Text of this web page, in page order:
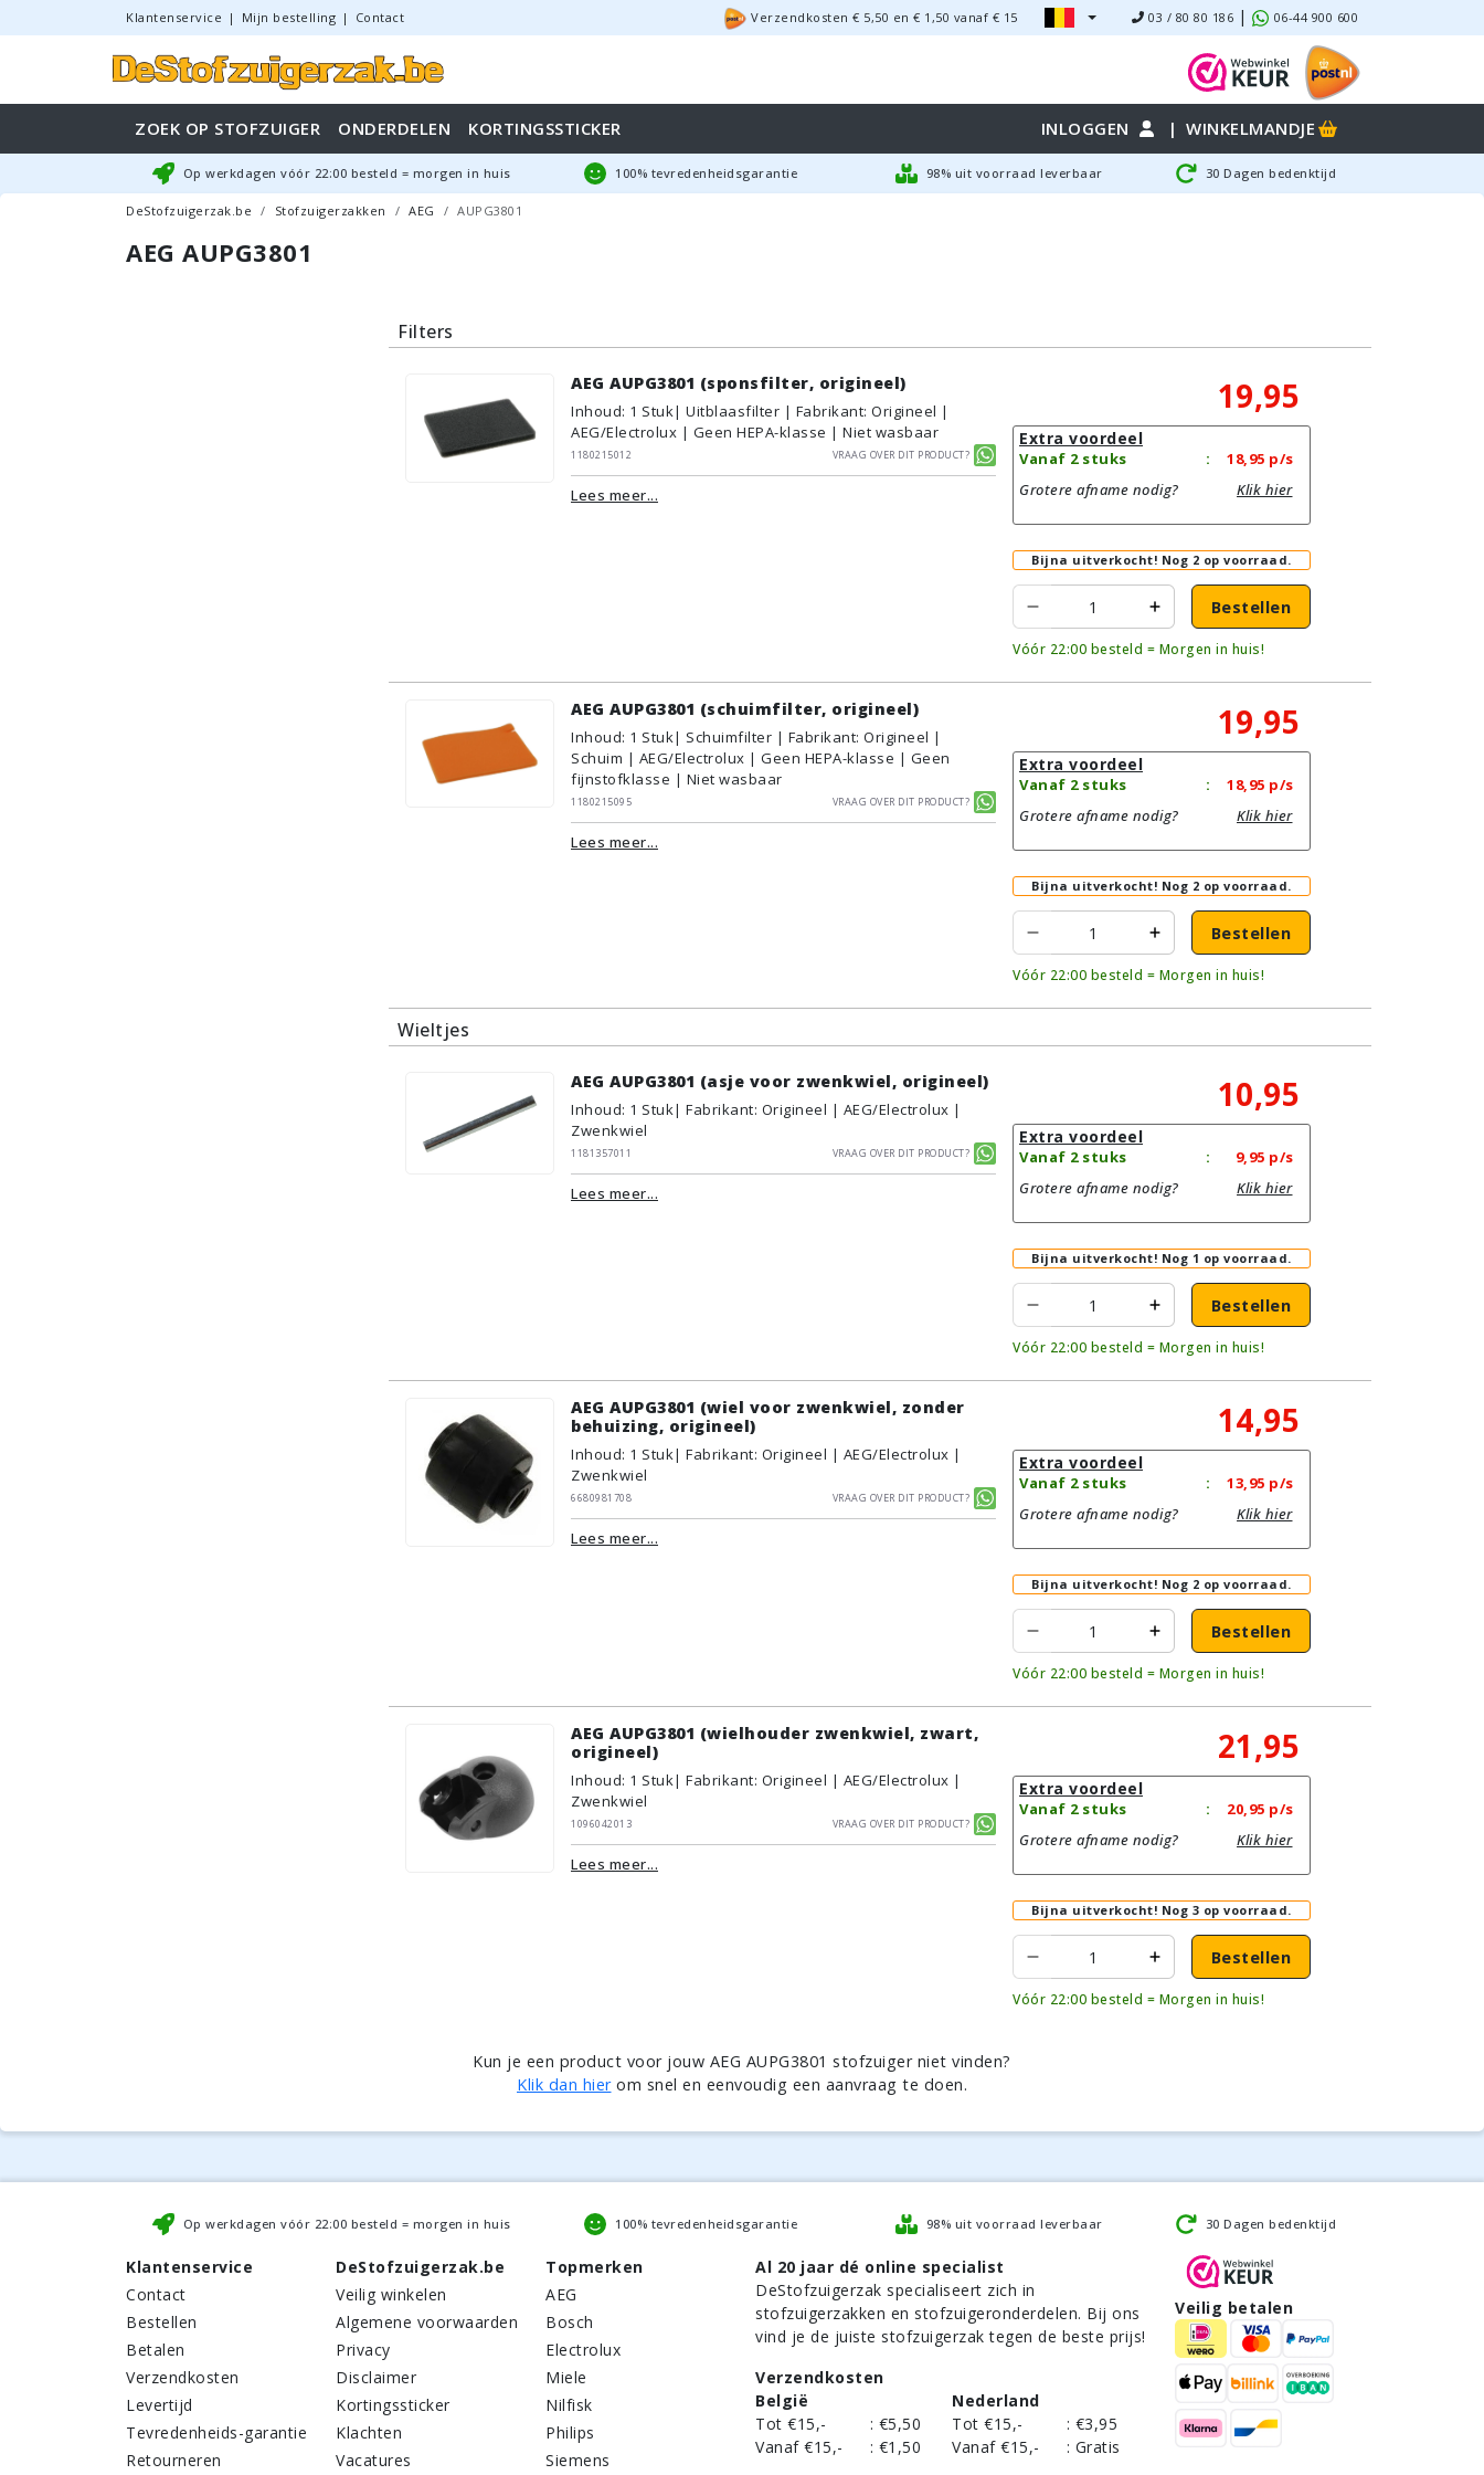
Klantenservice | Mijn bestelling | Contact Verzendkosten € 5,50 en € 1,50 vanaf € 15 03 / 80 80 186 | 06-44 900 600
ZOEK OP STOFZUIGER ONDERDELEN KORTINGSSTICKER INLOGGEN | WINKELMANDJE
Op werkdagen vóór 22:00 besteld = morgen in huis 100% tevredenheidsgarantie 98% uit voorraad leverbaar 30 Dagen bedenktijd
DeStofzuigerzak.be Stofzuigerzakken AEG AUPG3801
AEG AUPG3801
Filters
AEG AUPG3801 (sponsfilter, origineel)
Inhoud: 1 Stuk| Uitblaasfilter | Fabrikant: Origineel |
AEG/Electrolux | Geen HEPA-klasse | Niet wasbaar
1180215012
Vraag over dit product?
Lees meer...
19,95
Extra voordeel
Vanaf 2 stuks : 18,95 p/s
Grotere afname nodig?
Klik hier
Bijna uitverkocht! Nog 2 op voorraad.
Bestellen
Vóór 22:00 besteld = Morgen in huis!
AEG AUPG3801 (schuimfilter, origineel)
Inhoud: 1 Stuk| Schuimfilter | Fabrikant: Origineel |
Schuim | AEG/Electrolux | Geen HEPA-klasse | Geen
fijnstofklasse | Niet wasbaar
1180215095
Vraag over dit product?
Lees meer...
19,95
Extra voordeel
Vanaf 2 stuks : 18,95 p/s
Grotere afname nodig?
Klik hier
Bijna uitverkocht! Nog 2 op voorraad.
Bestellen
Vóór 22:00 besteld = Morgen in huis!
Wieltjes
AEG AUPG3801 (asje voor zwenkwiel, origineel)
Inhoud: 1 Stuk| Fabrikant: Origineel | AEG/Electrolux |
Zwenkwiel
1181357011
Vraag over dit product?
Lees meer...
10,95
Extra voordeel
Vanaf 2 stuks : 9,95 p/s
Grotere afname nodig?
Klik hier
Bijna uitverkocht! Nog 1 op voorraad.
Bestellen
Vóór 22:00 besteld = Morgen in huis!
AEG AUPG3801 (wiel voor zwenkwiel, zonder
behuizing, origineel)
Inhoud: 1 Stuk| Fabrikant: Origineel | AEG/Electrolux |
Zwenkwiel
6680981708
Vraag over dit product?
Lees meer...
14,95
Extra voordeel
Vanaf 2 stuks : 13,95 p/s
Grotere afname nodig?
Klik hier
Bijna uitverkocht! Nog 2 op voorraad.
Bestellen
Vóór 22:00 besteld = Morgen in huis!
AEG AUPG3801 (wielhouder zwenkwiel, zwart,
origineel)
Inhoud: 1 Stuk| Fabrikant: Origineel | AEG/Electrolux |
Zwenkwiel
1096042013
Vraag over dit product?
Lees meer...
21,95
Extra voordeel
Vanaf 2 stuks : 20,95 p/s
Grotere afname nodig?
Klik hier
Bijna uitverkocht! Nog 3 op voorraad.
Bestellen
Vóór 22:00 besteld = Morgen in huis!
Kun je een product voor jouw AEG AUPG3801 stofzuiger niet vinden?
Klik dan hierom snel en eenvoudig een aanvraag te doen.
Op werkdagen vóór 22:00 besteld = morgen in huis 100% tevredenheidsgarantie 98% uit voorraad leverbaar 30 Dagen bedenktijd
Klantenservice
Contact
Bestellen
Betalen
Verzendkosten
Levertijd
Tevredenheids-garantie
Retourneren
DeStofzuigerzak.be
Veilig winkelen
Algemene voorwaarden
Privacy
Disclaimer
Kortingssticker
Klachten
Vacatures
Topmerken
AEG
Bosch
Electrolux
Miele
Nilfisk
Philips
Siemens
Al 20 jaar dé online specialist
DeStofzuigerzak specialiseert zich in
stofzuigerzakken en stofzuigeronderdelen. Bij ons
vind je de juiste stofzuigerzak tegen de beste prijs!
Verzendkosten
België
Tot €15,-
: €5,50
Vanaf €15,-
: €1,50
Nederland
Tot €15,-
: €3,95
Vanaf €15,-
: Gratis
Veilig betalen